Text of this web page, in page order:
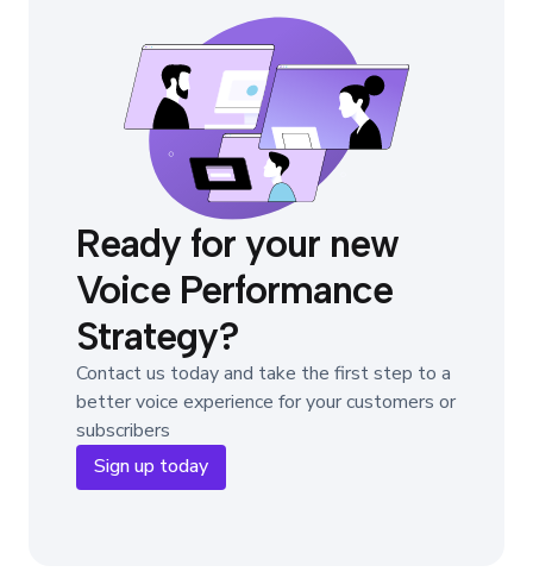
Ready for your new
Voice Performance
Strategy?
Contact us today and take the first step to a
better voice experience for your customers or
subscribers
Sign up today